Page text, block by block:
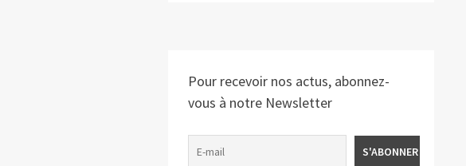
Pour recevoir nos actus, abonnez-
vous à notre Newsletter